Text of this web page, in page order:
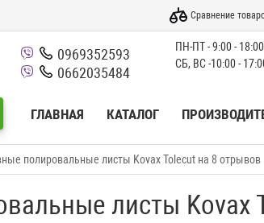
Сравнение
0969352593
0662035484
ПН-ПТ - 9:00 - 18:00
СБ, ВС -10:00 -
ГЛАВНАЯ КАТАЛОГ
полировальные листы Kovax Tolecut на 8 отрывов
листы Kovax